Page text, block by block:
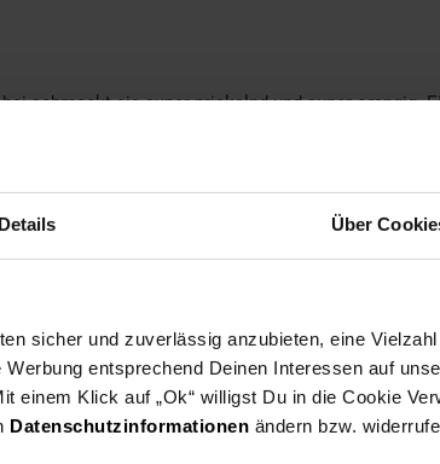
Details Über
sicher und zuverlässig anzubieten, eine
entsprechend Deinen Interessen auf
einem Klick auf „Ok“ willigst Du in die Cookie
Datenschutzinformationen ändern bzw.
schmeckt sie super prickelnd und super orangig.
werden.